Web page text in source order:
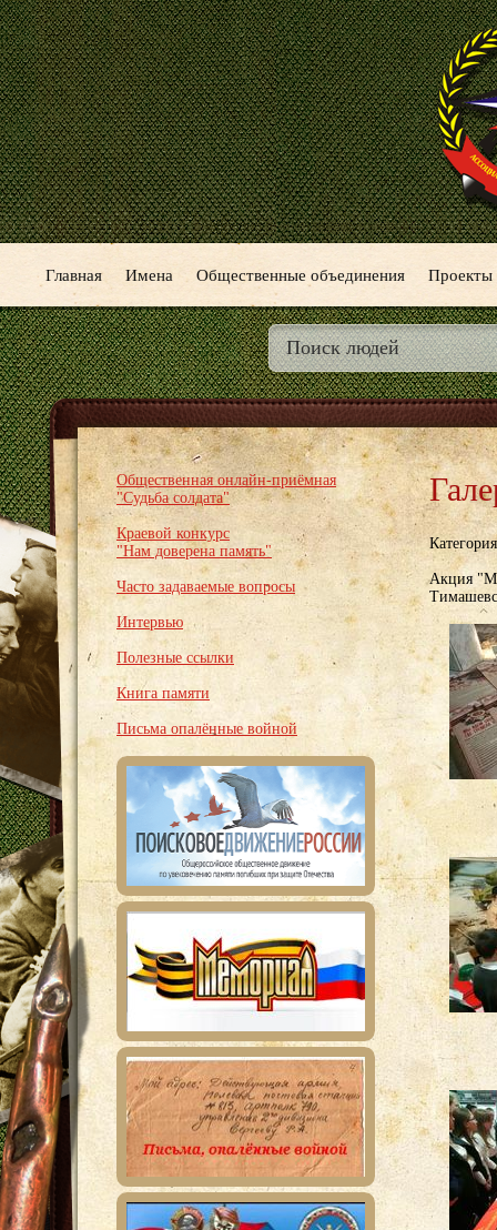
Главная Имена Общественные объединения Проекты
Общественная онлайн-приёмная
"Судьба солдата"
Краевой конкурс
"Нам доверена память"
Часто задаваемые вопросы
Интервью
Полезные ссылки
Книга памяти
Письма опалённые войной
Акция